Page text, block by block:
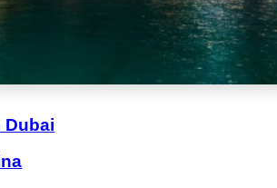
Dubai